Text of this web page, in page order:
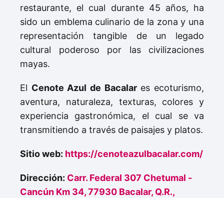
restaurante, el cual durante 45 años, ha
sido un emblema culinario de la zona y una
representación tangible de un legado
cultural poderoso por las civilizaciones
mayas.
El Cenote Azul de Bacalares ecoturismo,
aventura, naturaleza, texturas, colores y
experiencia gastronómica, el cual se va
transmitiendo a través de paisajes y platos.
Sitio web: https://cenoteazulbacalar.com/
Dirección: Carr. Federal 307 Chetumal -
Cancún Km 34, 77930 Bacalar, Q.R.,